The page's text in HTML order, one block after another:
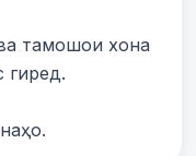
тамошои хона
гиред.